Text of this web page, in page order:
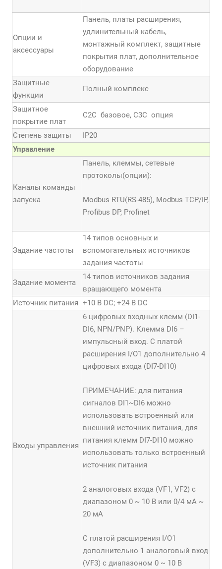
Опции и
аксессуары
Панель, платы расширения,
удлинительный кабель,
монтажный комплект, защитные
покрытия плат, дополнительное
оборудование
Защитные
функции
Полный комплекс
Защитное
покрытие плат
С2С базовое, С3С опция
Степень защиты
IP20
Управление
Каналы команды
запуска
Панель, клеммы, сетевые
протоколы(опции):
Modbus RTU(RS-485), Modbus TCP/IP,
Profibus DP, Profinet
Задание частоты
14 типов основных и
вспомогательных источников
задания частоты
Задание момента
14 типов источников задания
вращающего момента
Источник питания +10 В DC; +24 В DC
Входы управления
6 цифровых входных клемм (DI1-
DI6, NPN/PNP). Клемма DI6 –
импульсный вход. С платой
расширения I/O1 дополнительно 4
цифровых входа (DI7-DI10)
ПРИМЕЧАНИЕ: для питания
сигналов DI1~DI6 можно
использовать встроенный или
внешний источник питания, для
питания клемм DI7-DI10 можно
использовать только встроенный
источник питания
2 аналоговых входа (VF1, VF2) с
диапазоном 0 ~ 10 В или 0/4 мА ~
20 мА
С платой расширения I/O1
дополнительно 1 аналоговый вход
(VF3) с диапазоном 0 ~ 10 В